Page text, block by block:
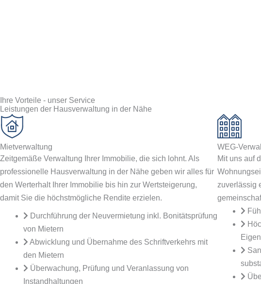
Ihre Vorteile - unser Service
Leistungen der Hausverwaltung in der Nähe
Mietverwaltung
Zeitgemäße Verwaltung Ihrer Immobilie, die sich lohnt. Als
professionelle Hausverwaltung in der Nähe geben wir alles für
den Werterhalt Ihrer Immobilie bis hin zur Wertsteigerung,
damit Sie die höchstmögliche Rendite erzielen.
Durchführung der Neuvermietung inkl. Bonitätsprüfung
von Mietern
Abwicklung und Übernahme des Schriftverkehrs mit
den Mietern
Überwachung, Prüfung und Veranlassung von
Instandhaltungen
WEG-
Mit uns auf
zuverlässig